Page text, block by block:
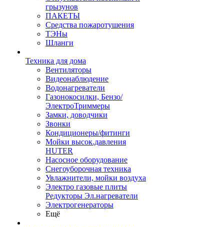
грызунов
ПАКЕТЫ
Средства пожаротушения
ТЭНы
Шланги
Техника для дома
Вентиляторы
Видеонаблюдение
Водонагреватели
Газонокосилки, Бензо/
ЭлектроТриммеры
Замки, доводчики
Звонки
Кондиционеры/фитинги
Мойки высок.давления
HUTER
Насосное оборудование
Снегоуборочная техника
Увлажнители, мойки воздуха
Электро газовые плиты
Редукторы Эл.нагреватели
Электрогенераторы
Ещё